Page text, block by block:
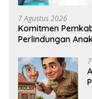
7 Agustus 2026
Komitmen
Perlindungan